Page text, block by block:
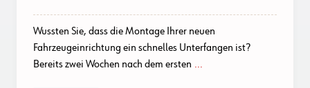
Wussten Sie, dass die Montage Ihrer neuen
Fahrzeugeinrichtung ein schnelles Unterfangen ist?
Bereits zwei Wochen nach dem ersten ...